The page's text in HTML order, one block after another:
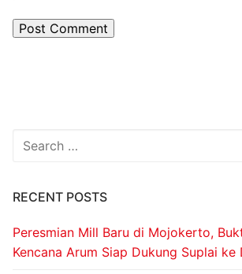
RECENT POSTS
Peresmian Mill Baru di Mojokerto,
Kencana Arum Siap Dukung Suplai